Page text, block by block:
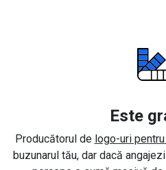
Este
Producătorul de logo-uri
buzunarul tău, dar dacă